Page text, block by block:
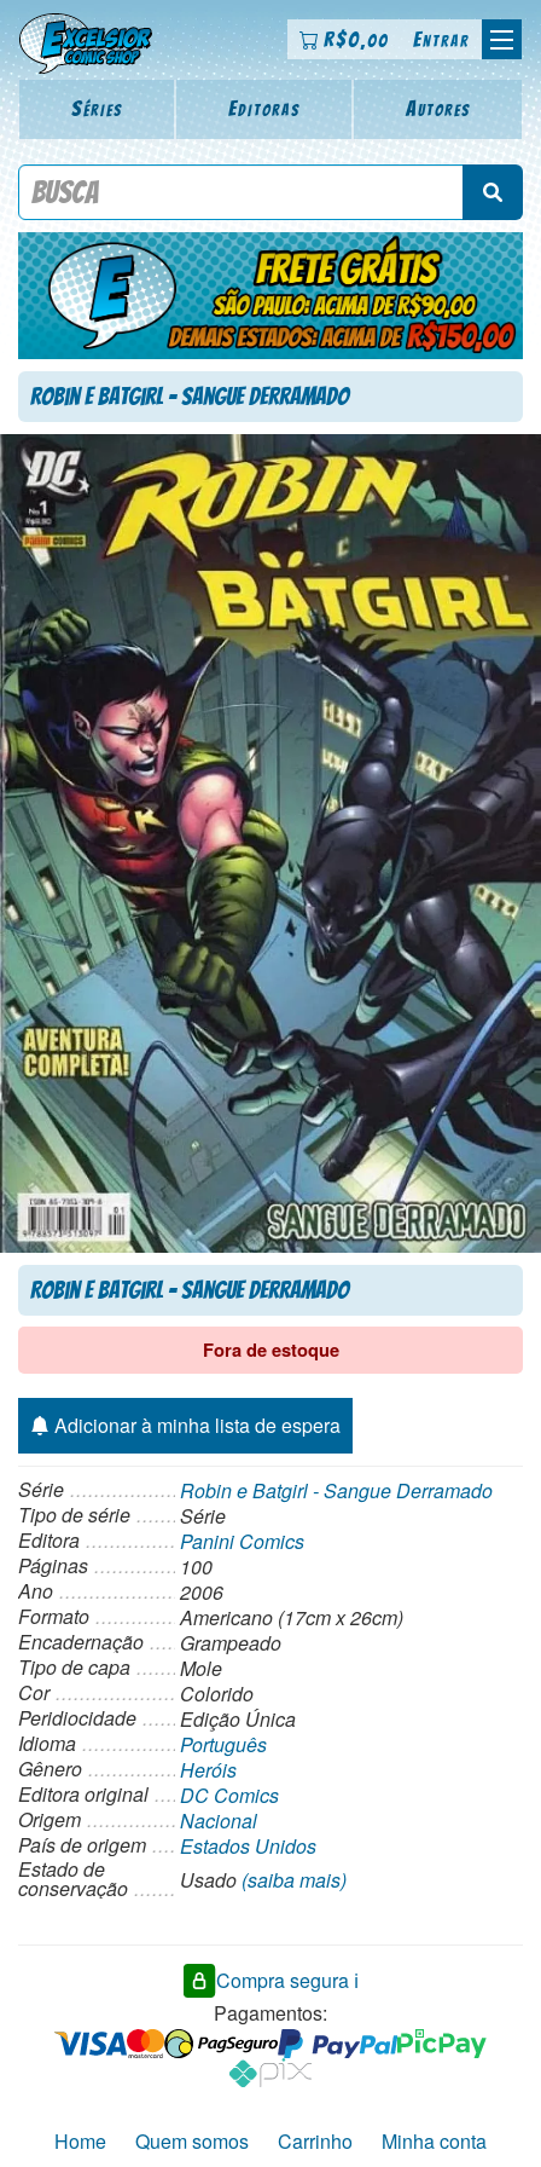
R$0,00 Entrar
Séries Editoras Autores
Procure por título da revista, personagem, série, escritor,
Robin e Batgirl – Sangue Derramado
Robin e Batgirl – Sangue Derramado
Fora de estoque
Adicionar à minha lista de espera
Série
Robin e Batgirl - Sangue Derramado
Tipo de série
Série
Editora
Panini Comics
Páginas
100
Ano
2006
Formato
Americano (17cm x 26cm)
Encadernação
Grampeado
Tipo de capa
Mole
Cor
Colorido
Peridiocidade
Edição Única
Idioma
Português
Gênero
Heróis
Editora original
DC Comics
Origem
Nacional
País de origem
Estados Unidos
Estado de
conservação Usado (saiba mais)
Compra segura ℹ️
Pagamentos:
Home Quem somos Carrinho Minha conta